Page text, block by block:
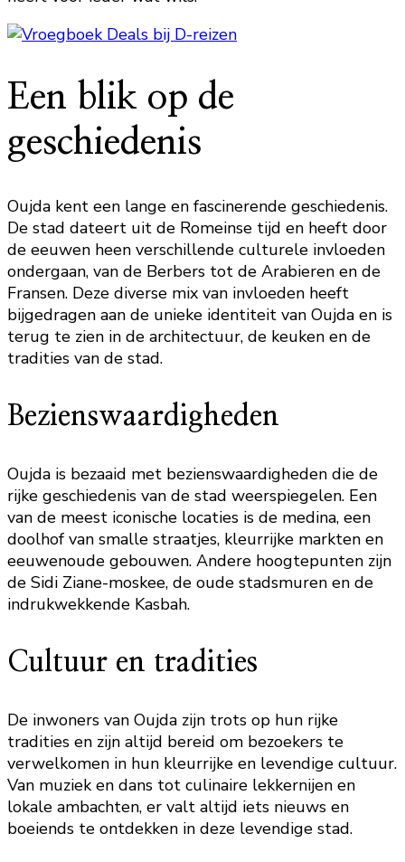
Een blik op de
geschiedenis
Oujda kent een lange en fascinerende geschiedenis.
De stad dateert uit de Romeinse tijd en heeft door
de eeuwen heen verschillende culturele invloeden
ondergaan, van de Berbers tot de Arabieren en de
Fransen. Deze diverse mix van invloeden heeft
bijgedragen aan de unieke identiteit van Oujda en is
terug te zien in de architectuur, de keuken en de
tradities van de stad.
Bezienswaardigheden
Oujda is bezaaid met bezienswaardigheden die de
rijke geschiedenis van de stad weerspiegelen. Een
van de meest iconische locaties is de medina, een
doolhof van smalle straatjes, kleurrijke markten en
eeuwenoude gebouwen. Andere hoogtepunten zijn
de Sidi Ziane-moskee, de oude stadsmuren en de
indrukwekkende Kasbah.
Cultuur en tradities
De inwoners van Oujda zijn trots op hun rijke
tradities en zijn altijd bereid om bezoekers te
verwelkomen in hun kleurrijke en levendige cultuur.
Van muziek en dans tot culinaire lekkernijen en
lokale ambachten, er valt altijd iets nieuws en
boeiends te ontdekken in deze levendige stad.